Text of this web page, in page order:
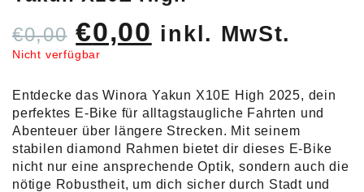
€0,00 Ursprünglicher
Preis
€0,00
€0,00 Aktueller
Preis
€0,00.
inkl. MwSt.
Nicht verfügbar
Entdecke das Winora Yakun X10E High 2025, dein
perfektes E-Bike für alltagstaugliche Fahrten und
Abenteuer über längere Strecken. Mit seinem
stabilen diamond Rahmen bietet dir dieses E-Bike
nicht nur eine ansprechende Optik, sondern auch die
nötige Robustheit, um dich sicher durch Stadt und